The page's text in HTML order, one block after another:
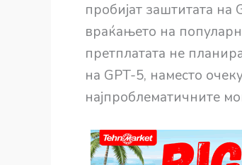
пробијат заштитата
враќањето на
претплатата не
на GPT-5, наместо
најпроблематичните